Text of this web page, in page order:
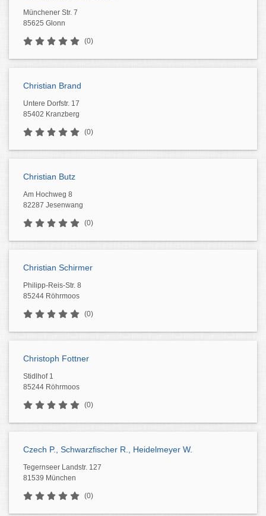
Münchener Str. 7
85625 Glonn
(0)
Christian Brand
Untere Dorfstr. 17
85402 Kranzberg
(0)
Christian Butz
Am Hochweg 8
82287 Jesenwang
(0)
Christian Schirmer
Philipp-Reis-Str. 8
85244 Röhrmoos
(0)
Christoph Fottner
Stidlhof 1
85244 Röhrmoos
(0)
Czech P., Schwarzfischer R., Heidelmeyer W.
Tegernseer Landstr. 127
81539 München
(0)